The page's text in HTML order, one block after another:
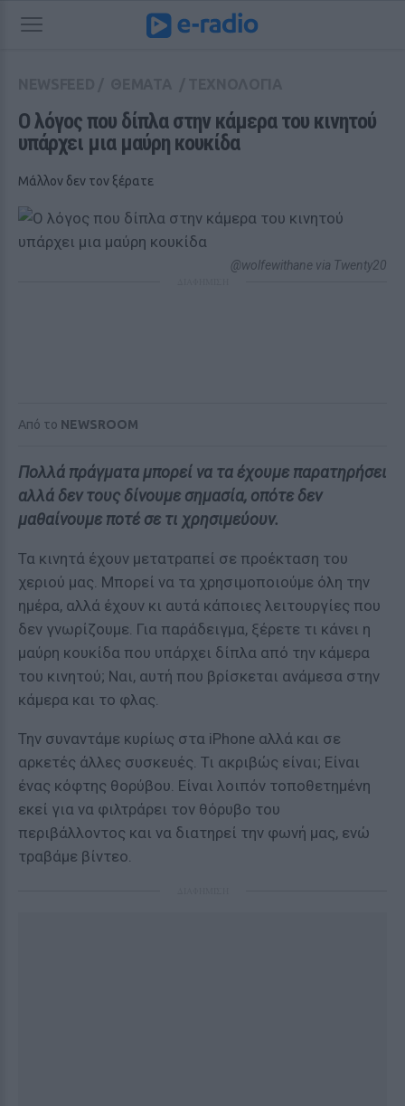
Ο λόγος που δίπλα στην κάμερα του κινητού
υπάρχει μια μαύρη κουκίδα
Μάλλον δεν τον ξέρατε
@wolfewithane via Twenty20
Από το NEWSROOM
Πολλά πράγματα μπορεί να τα έχουμε παρατηρήσει
αλλά δεν τους δίνουμε σημασία, οπότε δεν
μαθαίνουμε ποτέ σε τι χρησιμεύουν.
Τα κινητά έχουν μετατραπεί σε προέκταση του
χεριού μας. Μπορεί να τα χρησιμοποιούμε όλη την
ημέρα, αλλά έχουν κι αυτά κάποιες λειτουργίες που
δεν γνωρίζουμε. Για παράδειγμα, ξέρετε τι κάνει η
μαύρη κουκίδα που υπάρχει δίπλα από την κάμερα
του κινητού; Ναι, αυτή που βρίσκεται ανάμεσα στην
κάμερα και το φλας.
Την συναντάμε κυρίως στα iPhone αλλά και σε
αρκετές άλλες συσκευές. Τι ακριβώς είναι; Είναι
ένας κόφτης θορύβου. Είναι λοιπόν τοποθετημένη
εκεί για να φιλτράρει τον θόρυβο του
περιβάλλοντος και να διατηρεί την φωνή μας, ενώ
τραβάμε βίντεο.